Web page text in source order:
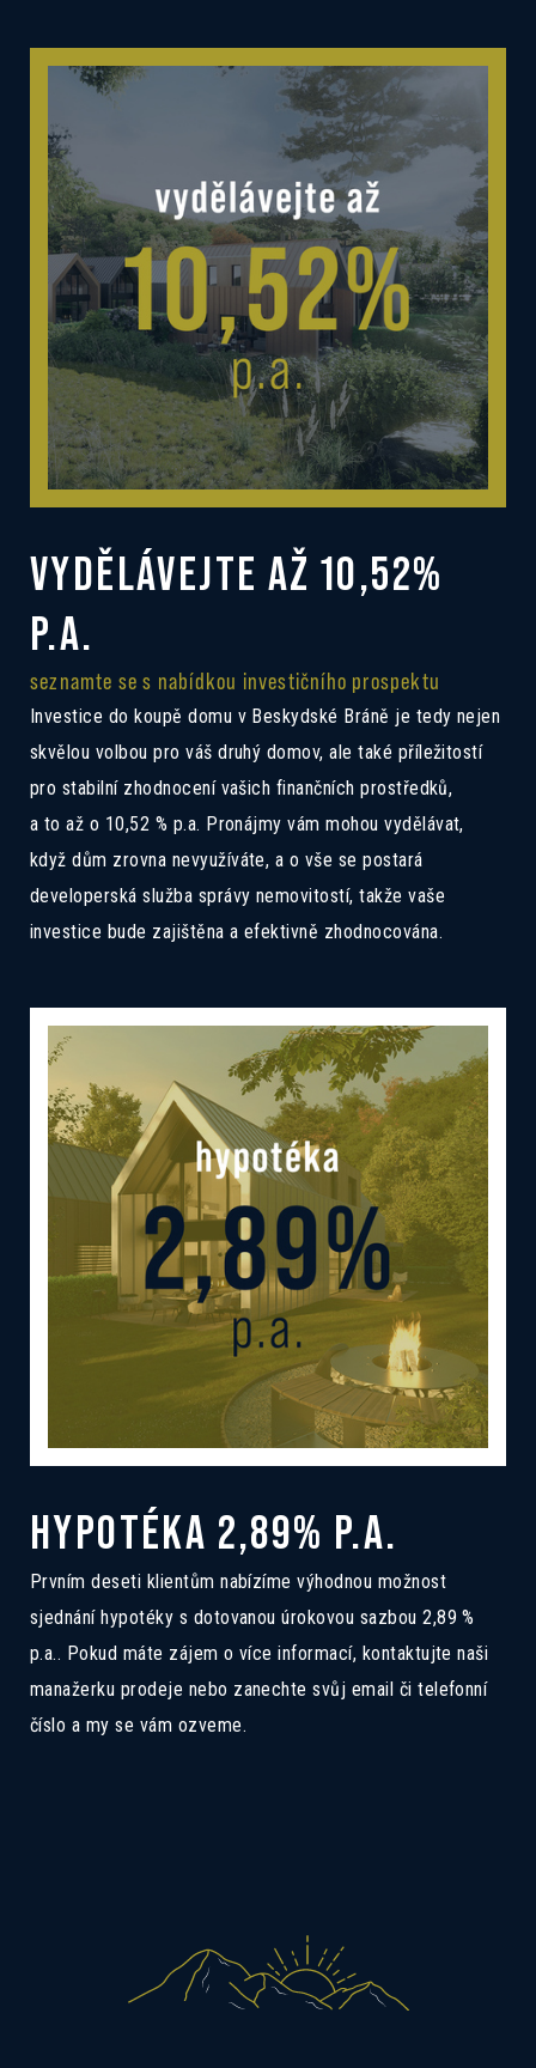
VYDĚLÁVEJTE AŽ 10,52%
P.A.
seznamte se s nabídkou investičního prospektu
Investice do koupě domu v Beskydské Bráně je tedy nejen
skvělou volbou pro váš druhý domov, ale také příležitostí
pro stabilní zhodnocení vašich finančních prostředků,
a to až o 10,52 % p.a. Pronájmy vám mohou vydělávat,
když dům zrovna nevyužíváte, a o vše se postará
developerská služba správy nemovitostí, takže vaše
investice bude zajištěna a efektivně zhodnocována.
HYPOTÉKA 2,89% P.A.
Prvním deseti klientům nabízíme výhodnou možnost
sjednání hypotéky s dotovanou úrokovou sazbou 2,89 %
p.a.. Pokud máte zájem o více informací, kontaktujte naši
manažerku prodeje nebo zanechte svůj email či telefonní
číslo a my se vám ozveme.
5A
Pokud Vás zajímá tento dům, ozvěte se
nám a rádi Vás seznámíme se všemi
možnostmi.